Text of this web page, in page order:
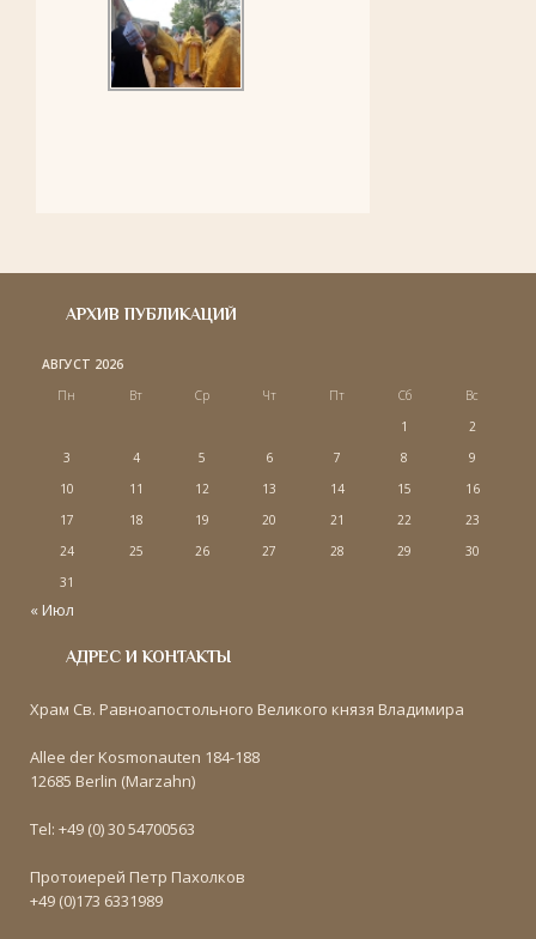
АРХИВ ПУБЛИКАЦИЙ
АВГУСТ 2026
Пн
Вт Ср Чт Пт Сб
Вс
1
2
3
4 5 6 7 8
9
10
11 12 13 14 15
16
17
18 19 20 21 22
23
24
25 26 27 28 29
30
31
« Июл
АДРЕС И КОНТАКТЫ
Храм Св. Равноапостольного Великого князя Владимира
Allee der Kosmonauten 184-188
12685 Berlin (Marzahn)
Tel: +49 (0) 30 54700563
Протоиерей Петр Пахолков
+49 (0)173 6331989